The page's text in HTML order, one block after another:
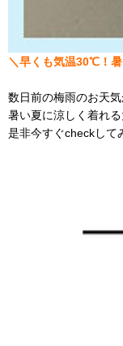
＼早くも気温30℃！
数日前の梅雨のお天
暑い夏に涼しく着れ
是非今すぐcheckし